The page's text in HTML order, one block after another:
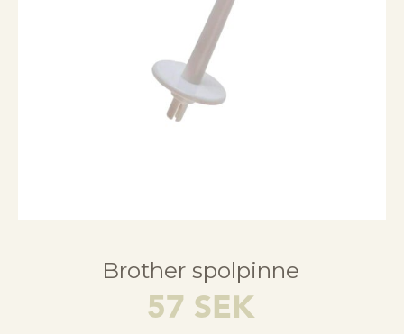
Brother spolpinne
57 SEK